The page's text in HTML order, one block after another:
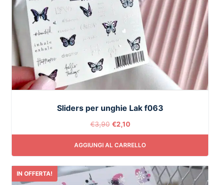
Sliders per unghie Lak f063
€3,90 €2,10
AGGIUNGI AL CARRELLO
IN OFFERTA!